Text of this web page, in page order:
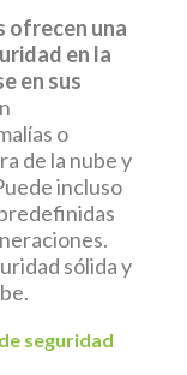
ofrecen una
en la
en sus
o
de la nube y
incluso
sólida y
seguridad